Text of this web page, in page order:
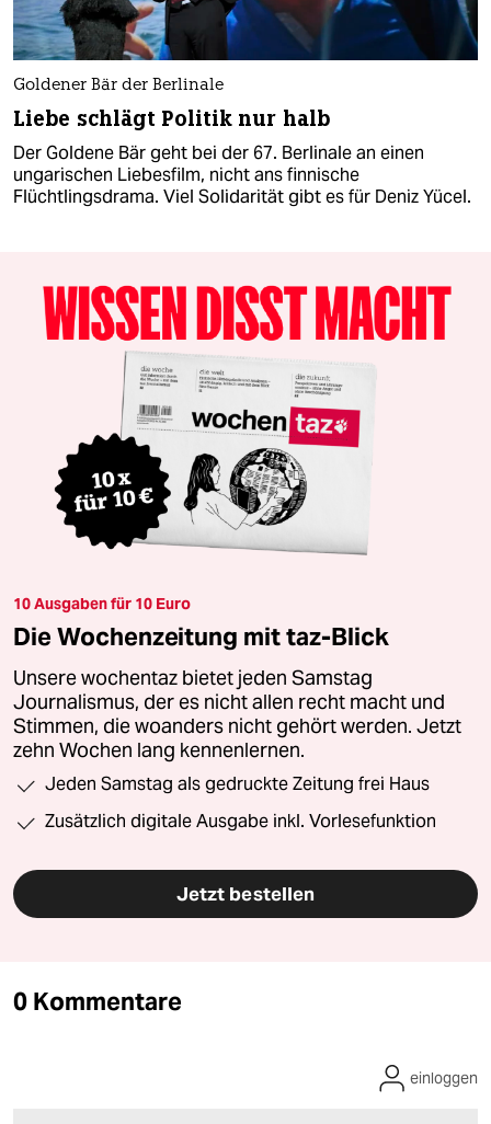
Goldener Bär der Berlinale
Liebe schlägt Politik nur halb
Der Goldene Bär geht bei der 67. Berlinale an einen
ungarischen Liebesfilm, nicht ans finnische
Flüchtlingsdrama. Viel Solidarität gibt es für Deniz Yücel.
10 Ausgaben für 10 Euro
Die Wochenzeitung mit taz-Blick
Unsere wochentaz bietet jeden Samstag
Journalismus, der es nicht allen recht macht und
Stimmen, die woanders nicht gehört werden. Jetzt
zehn Wochen lang kennenlernen.
Jeden Samstag als gedruckte Zeitung frei Haus
Zusätzlich digitale Ausgabe inkl. Vorlesefunktion
Jetzt bestellen
0 Kommentare
einloggen